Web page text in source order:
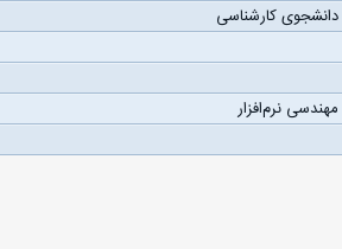
دانشجوی کارشناسی
مهندسی نرم‌افزار